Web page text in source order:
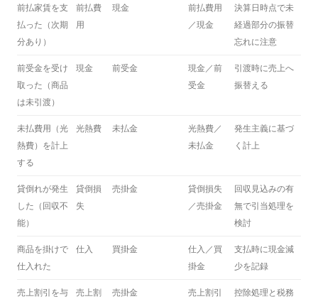
前払家賃を支
払った（次期
分あり）
前払費
用
現金
前払費用
／現金
決算日時点で未
経過部分の振替
忘れに注意
前受金を受け
取った（商品
は未引渡）
現金 前受金
現金／前
受金
引渡時に売上へ
振替える
未払費用（光
熱費）を計上
する
光熱費 未払金
光熱費／
未払金
発生主義に基づ
く計上
貸倒れが発生
した（回収不
能）
貸倒損
失
売掛金
貸倒損失
／売掛金
回収見込みの有
無で引当処理を
検討
商品を掛けで
仕入れた
仕入 買掛金
仕入／買
掛金
支払時に現金減
少を記録
売上割引を与
売上割
売掛金
売上割引
控除処理と税務